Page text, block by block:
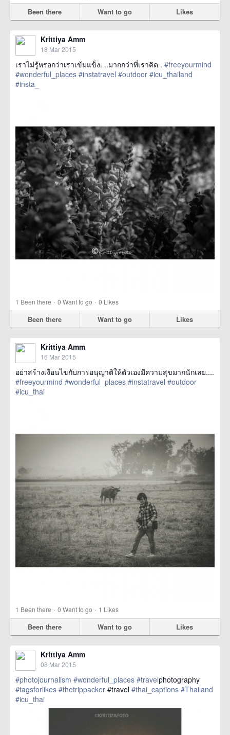
Been there Want to go Likes
Krittiya Amm
18 Mar 2015
เราไม่รู้หรอกว่าเราเข้มแข็ง. ..มากกว่าที่เราคิด . #freeyourmind
#wonderful_places #instatravel #outdoor #icu_thailand
#insta_
1 Been there · 0 Want to go · 0 Likes
Been there Want to go Likes
Krittiya Amm
16 Mar 2015
อย่าสร้างเงื่อนไขกับการอนุญาติให้ตัวเองมีความสุขมากนักเลย....
#freeyourmind #wonderful_places #instatravel #outdoor
#icu_thai
1 Been there · 0 Want to go · 1 Likes
Been there Want to go Likes
Krittiya Amm
08 Mar 2015
#photojournalism #wonderful_places #travelphotography
#tagsforlikes #thetrippacker #travel #thai_captions #Thailand
#icu_thai
href=https://m.thetrippacker.com/en/image/location/142854>